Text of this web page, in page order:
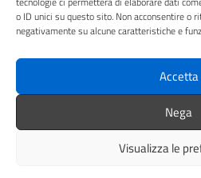
o ID unici su questo sito. Non acconsentire o
negativamente su alcune caratteristiche e
Accetta
Nega
Visualizza le
SEGUICI SU
FB - Amministrazione Comunale
IG - Amministrazione comunale